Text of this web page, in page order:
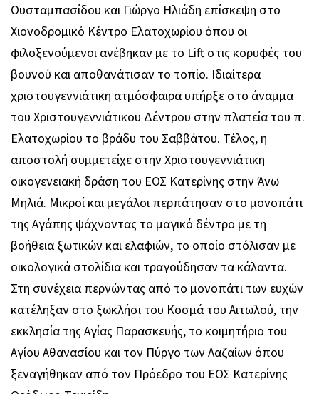
Ουσταμπασίδου και Γιώργο Ηλιάδη επίσκεψη στο
Χιονοδρομικό Κέντρο Ελατοχωρίου όπου οι
φιλοξενούμενοι ανέβηκαν με το Lift στις κορυφές του
βουνού και αποθανάτισαν το τοπίο. Ιδιαίτερα
χριστουγεννιάτικη ατμόσφαιρα υπήρξε στο άναμμα
του Χριστουγεννιάτικου Δέντρου στην πλατεία του π.
Ελατοχωρίου το βράδυ του Σαββάτου. Τέλος, η
αποστολή συμμετείχε στην Χριστουγεννιάτικη
οικογενειακή δράση του ΕΟΣ Κατερίνης στην Άνω
Μηλιά. Μικροί και μεγάλοι περπάτησαν στο μονοπάτι
της Αγάπης ψάχνοντας το μαγικό δέντρο με τη
βοήθεια ξωτικών και ελαφιών, το οποίο στόλισαν με
οικολογικά στολίδια και τραγούδησαν τα κάλαντα.
Στη συνέχεια περνώντας από το μονοπάτι των ευχών
κατέληξαν στο ξωκλήσι του Κοσμά του Αιτωλού, την
εκκλησία της Αγίας Παρασκευής, το κοιμητήριο του
Αγίου Αθανασίου και τον Πύργο των Λαζαίων όπου
ξεναγήθηκαν από τον Πρόεδρο του ΕΟΣ Κατερίνης